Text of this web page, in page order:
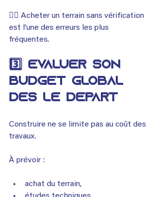
👉🏾 Acheter un terrain sans vérification
est l’une des erreurs les plus
fréquentes.
3️⃣ Évaluer son
budget global
dès le départ
Construire ne se limite pas au coût des
travaux.
À prévoir :
achat du terrain,